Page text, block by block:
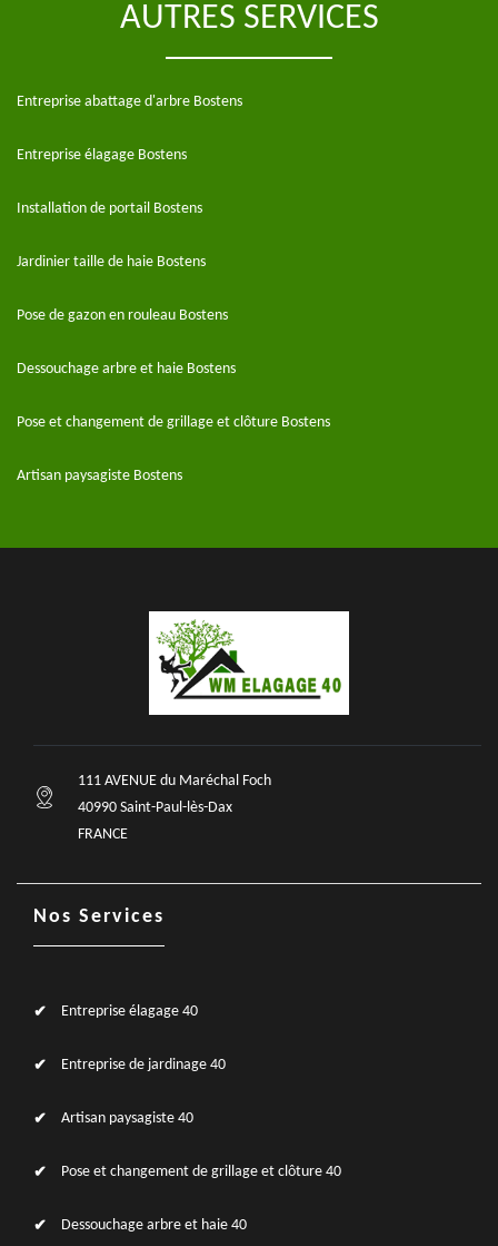
AUTRES SERVICES
Entreprise abattage d'arbre Bostens
Entreprise élagage Bostens
Installation de portail Bostens
Jardinier taille de haie Bostens
Pose de gazon en rouleau Bostens
Dessouchage arbre et haie Bostens
Pose et changement de grillage et clôture Bostens
Artisan paysagiste Bostens
111 AVENUE du Maréchal Foch
40990 Saint-Paul-lès-Dax
FRANCE
Nos Services
Entreprise élagage 40
Entreprise de jardinage 40
Artisan paysagiste 40
Pose et changement de grillage et clôture 40
Dessouchage arbre et haie 40